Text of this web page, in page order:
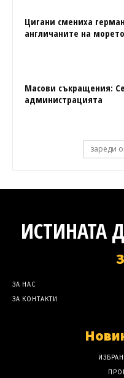
Цигани смениха
англичаните на морето
Масови съкращения:
администрацията
зареди
ИСТИНАТА
ЗА НАС
ЗА КОНТАКТИ